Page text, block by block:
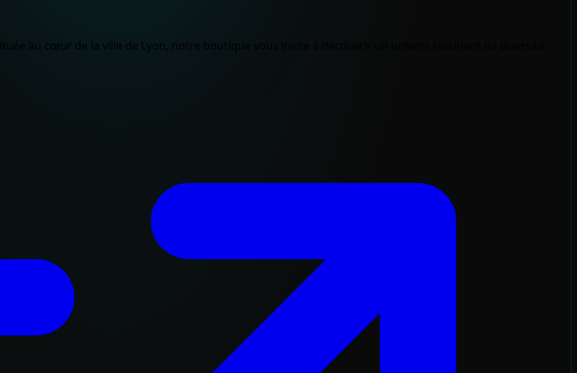
au cœur de la ville de Lyon, notre boutique vous invite à découvrir un univers fascinant de diversité.